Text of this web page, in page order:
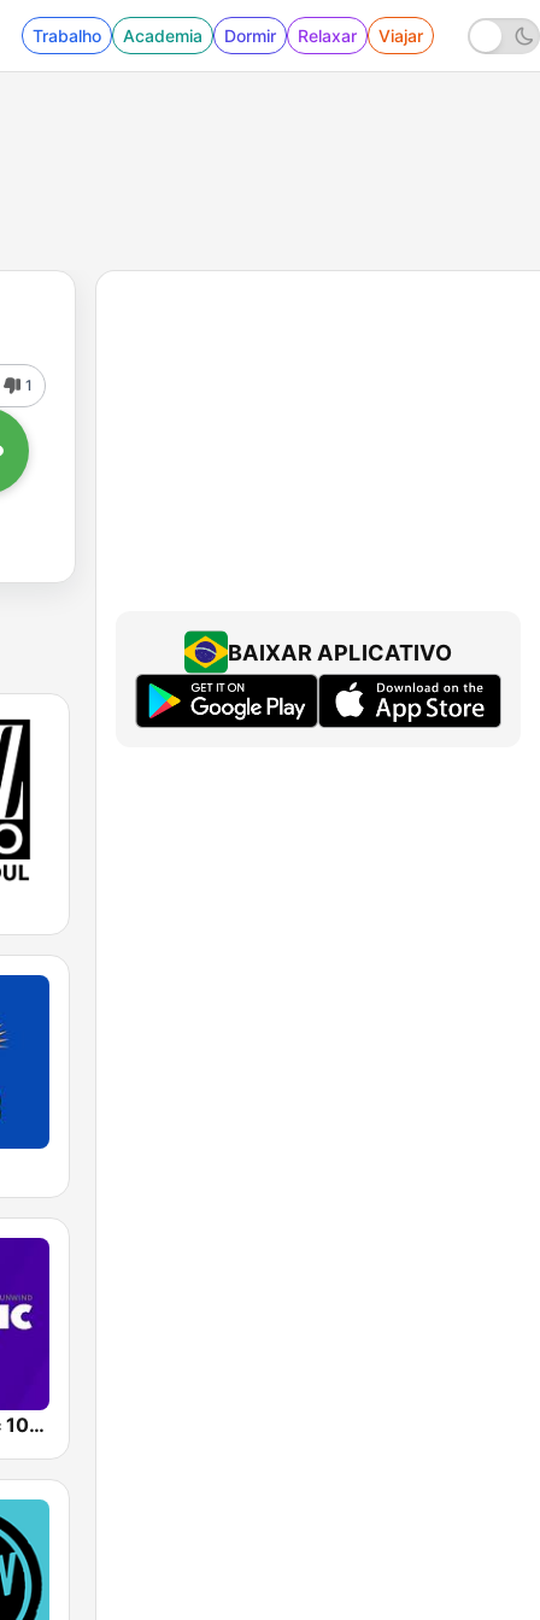
Trabalho Academia Dormir Relaxar Viajar
1
WMJX Magic 106.7 FM
BAIXAR APLICATIVO